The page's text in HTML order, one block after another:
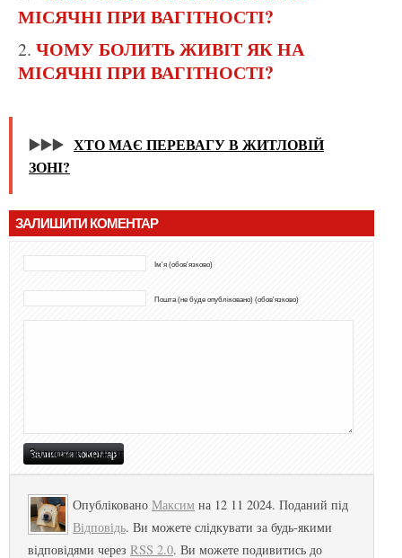
МІСЯЧНІ ПРИ ВАГІТНОСТІ?
ЧОМУ БОЛИТЬ ЖИВІТ ЯК НА
МІСЯЧНІ ПРИ ВАГІТНОСТІ?
▶️▶️▶️ ХТО МАЄ ПЕРЕВАГУ В ЖИТЛОВІЙ
ЗОНІ?
ЗАЛИШИТИ КОМЕНТАР
Ім'я (обов'язково)
Пошта (не буде опубліковано) (обов'язково)
Опубліковано Максим на 12 11 2024. Поданий під
Відповідь. Ви можете слідкувати за будь-якими
відповідями через RSS 2.0. Ви можете подивитись до